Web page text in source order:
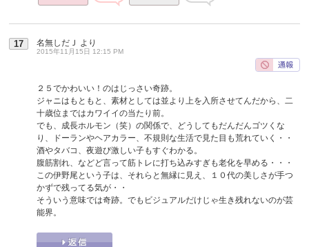
17 名無しだＪ より
2015年11月15日 12:15 PM
２５でかわいい！のはじっさい奇跡。
ジャニはもともと、素材としては並より上を入所させてんだから、二
十歳位まではカワイイの当たり前。
でも、成長ホルモン（笑）の関係で、どうしてもだんだんゴツくな
り、ドーランやヘアカラー、不規則な生活で見た目も荒れていく・・
酒やタバコ、夜遊び激しい子もすぐわかる。
腹筋割れ、などど言って筋トレに打ち込みすぎも老化を早める・・・
この伊野尾という子は、それらと無縁に見え、１０代の美しさが手つ
かずで残ってる気が・・
そういう意味では奇跡。でもビジュアルだけじゃ生き残れないのが芸
能界。